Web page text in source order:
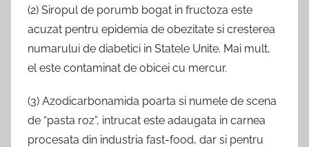
(2) Siropul de porumb bogat in fructoza este
acuzat pentru epidemia de obezitate si cresterea
numarului de diabetici in Statele Unite. Mai mult,
el este contaminat de obicei cu mercur.
(3) Azodicarbonamida poarta si numele de scena
de “pasta roz”, intrucat este adaugata in carnea
procesata din industria fast-food, dar si pentru